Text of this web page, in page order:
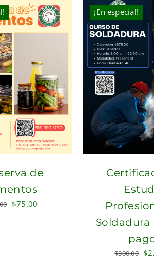
de
Original
$75.00
¡En especial!
$300.00 $